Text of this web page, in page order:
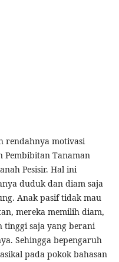
rendahnya motivasi
Pembibitan Tanaman
Pesisir. Hal ini
duduk dan diam saja
Anak pasif tidak mau
mereka memilih diam,
tinggi saja yang berani
Sehingga bepengaruh
pada pokok bahasan